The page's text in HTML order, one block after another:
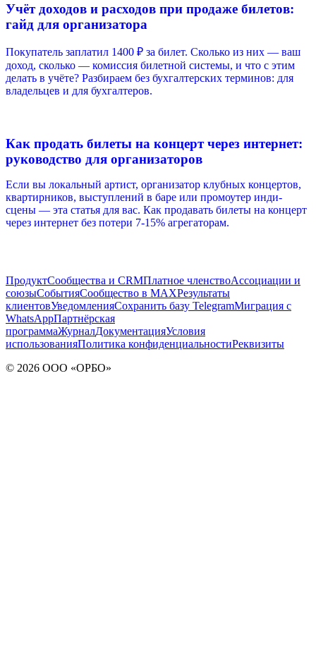
Учёт доходов и расходов при продаже билетов:
гайд для организатора
Покупатель заплатил 1400 ₽ за билет. Сколько из них — ваш
доход, сколько — комиссия билетной системы, и что с этим
делать в учёте? Разбираем без бухгалтерских терминов: для
владельцев и для бухгалтеров.
Как продать билеты на концерт через интернет:
руководство для организаторов
Если вы локальный артист, организатор клубных концертов,
квартирников, выступлений в баре или промоутер инди-
сцены — эта статья для вас. Как продавать билеты на концерт
через интернет без потери 7-15% агрегаторам.
ПродуктСообщества и CRMПлатное членствоАссоциации и
союзыСобытияСообщество в MAXРезультаты
клиентовУведомленияСохранить базу TelegramМиграция с
WhatsAppПартнёрская
программаЖурналДокументацияУсловия
использованияПолитика конфиденциальностиРеквизиты
© 2026 ООО «ОРБО»